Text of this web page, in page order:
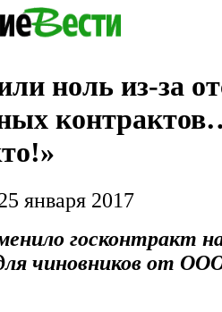
ноль из-за
января 2017
госконтракт на
чиновников от